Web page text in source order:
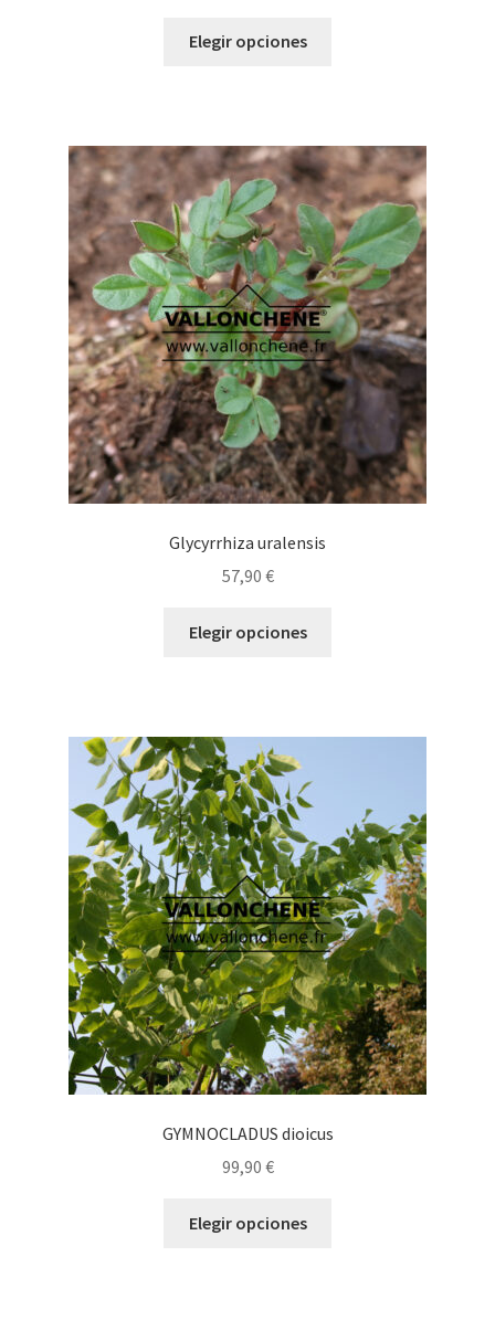
Elegir opciones
Las
opciones
se
pueden
elegir
en
la
página
de
producto
Glycyrrhiza uralensis
57,90 €
Elegir opciones
pueden
elegir
en
la
página
de
producto
GYMNOCLADUS dioicus
99,90 €
Elegir opciones